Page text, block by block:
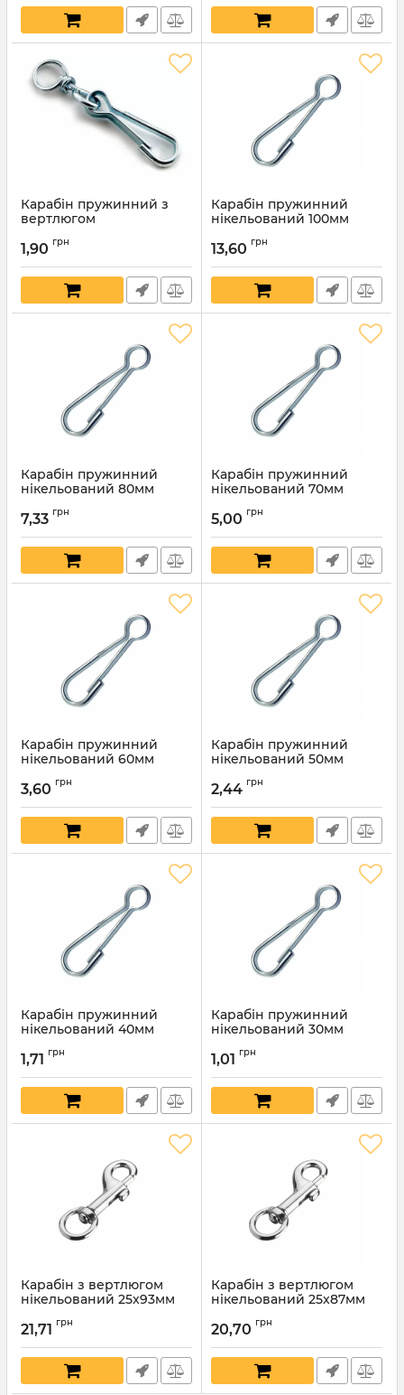
Карабін пружинний з
вертлюгом
Артикул:
1,90 грн
Карабін пружинний
нікельований 100мм
13,60 грн
Карабін пружинний
нікельований 80мм
7,33 грн
Карабін пружинний
нікельований 70мм
5,00 грн
Карабін пружинний
нікельований 60мм
3,60 грн
Карабін пружинний
нікельований 50мм
2,44 грн
Карабін пружинний
нікельований 40мм
1,71 грн
Карабін пружинний
нікельований 30мм
1,01 грн
Карабін з вертлюгом
нікельований 25x93мм
21,71 грн
Карабін з вертлюгом
нікельований 25x87мм
20,70 грн